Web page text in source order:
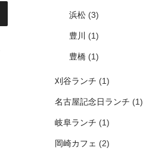
浜松(3)
豊川 (1)
豊橋(1)
刈谷ランチ (1)
名古屋記念日ランチ (1)
岐阜ランチ (1)
岡崎カフェ (2)